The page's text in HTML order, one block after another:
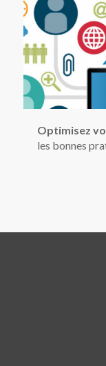
Optimisez
les bonnes